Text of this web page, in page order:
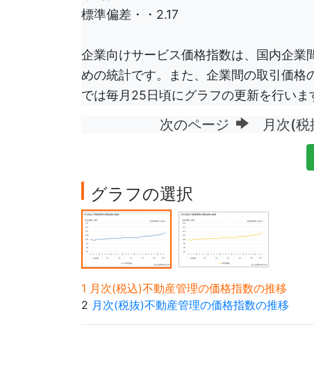
標準偏差・・2.17
企業向けサービス価格指数は、国内企業
めの統計です。また、企業間の取引価格
では毎月25日頃にグラフの更新を行いま
次のページ 月次(税
グラフの選択
1 月次(税込)不動産管理の価格指数の推移
2 月次(税抜)不動産管理の価格指数の推移